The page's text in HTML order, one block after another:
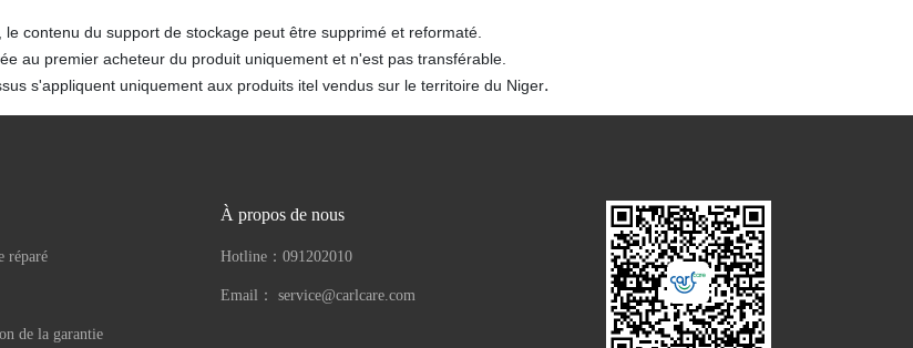
contenu du support de stockage peut être supprimé et reformaté.
au premier acheteur du produit uniquement et n'est pas transférable.
s'appliquent uniquement aux produits itel vendus sur le territoire du Niger.
réparé
de la garantie
À propos de nous
Hotline： 091202010
Email： service@carlcare.com